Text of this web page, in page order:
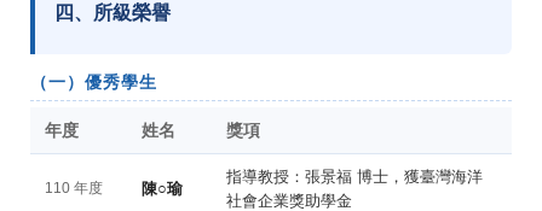
四、所級榮譽
（一）優秀學生
年度 姓名 獎項
110 年度 陳○瑜
指導教授：張景福 博士，獲臺灣海洋
社會企業獎助學金